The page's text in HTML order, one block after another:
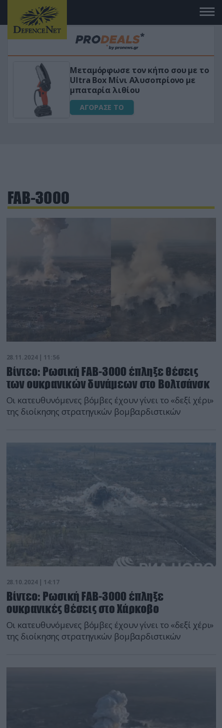
Μεταμόρφωσε τον κήπο σου με το
Ultra Box Μίνι Αλυσοπρίονο με
μπαταρία λιθίου
ΑΓΟΡΑΣΕ ΤΟ
FAB-3000
28.11.2024 | 11:56
Βίντεο: Ρωσική FAB-3000 έπληξε θέσεις
των ουκρανικών δυνάμεων στο Βολτσάνσκ
Οι κατευθυνόμενες βόμβες έχουν γίνει το «δεξί χέρι»
της διοίκησης στρατηγικών βομβαρδιστικών
28.10.2024 | 14:17
Βίντεο: Ρωσική FAB-3000 έπληξε
ουκρανικές θέσεις στο Χάρκοβο
Οι κατευθυνόμενες βόμβες έχουν γίνει το «δεξί χέρι»
της διοίκησης στρατηγικών βομβαρδιστικών